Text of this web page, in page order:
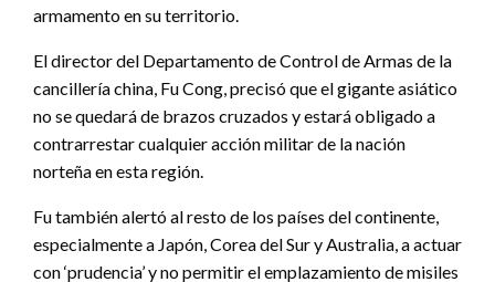
armamento en su territorio.
El director del Departamento de Control de Armas de la
cancillería china, Fu Cong, precisó que el gigante asiático
no se quedará de brazos cruzados y estará obligado a
contrarrestar cualquier acción militar de la nación
norteña en esta región.
Fu también alertó al resto de los países del continente,
especialmente a Japón, Corea del Sur y Australia, a actuar
con ‘prudencia’ y no permitir el emplazamiento de misiles